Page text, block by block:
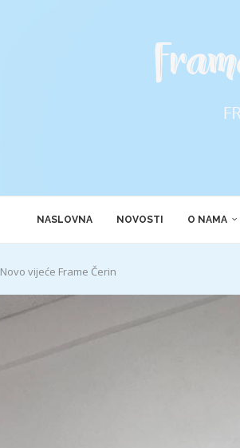
NASLOVNA NOVOSTI O NAMA
Novo vijeće Frame Čerin